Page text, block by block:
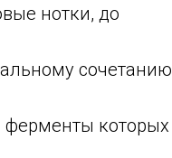
нотки, до
сочетанию
ферменты которых